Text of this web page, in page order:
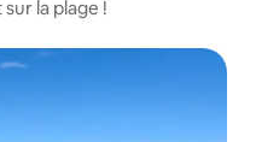
la plage !